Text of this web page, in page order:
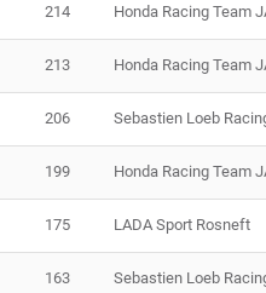
214 Honda Racing Team
213 Honda Racing Team
206 Sebastien Loeb
199 Honda Racing Team
175 LADA Sport Rosneft
163 Sebastien Loeb